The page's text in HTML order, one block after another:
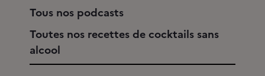
Tous nos podcasts
Toutes nos recettes de cocktails sans
alcool